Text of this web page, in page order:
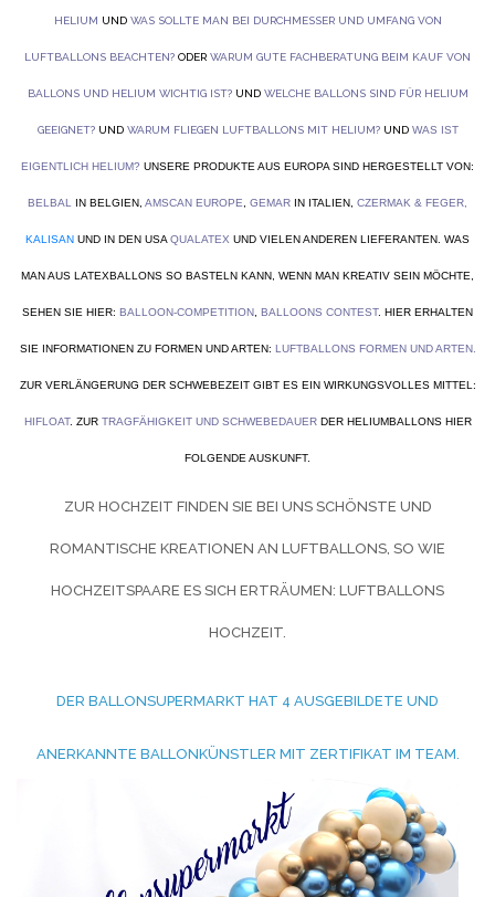
HELIUM UND WAS SOLLTE MAN BEI DURCHMESSER UND UMFANG VON
LUFTBALLONS BEACHTEN? ODER WARUM GUTE FACHBERATUNG BEIM KAUF VON
BALLONS UND HELIUM WICHTIG IST?UND WELCHE BALLONS SIND FÜR HELIUM
GEEIGNET?UND WARUM FLIEGEN LUFTBALLONS MIT HELIUM?UND WAS IST
EIGENTLICH HELIUM? UNSERE PRODUKTE AUS EUROPA SIND HERGESTELLT VON:
BELBAL IN BELGIEN, AMSCAN EUROPE GEMAR IN ITALIEN, CZERMAK & FEGER
KALISAN UND IN DEN USA QUALATEX UND VIELEN ANDEREN LIEFERANTEN. WAS
MAN AUS LATEXBALLONS SO BASTELN KANN, WENN MAN KREATIV SEIN MÖCHTE,
SEHEN SIE HIER: BALLOON-COMPETITION BALLOONS CONTEST. HIER ERHALTEN
SIE INFORMATIONEN ZU FORMEN UND ARTEN: LUFTBALLONS FORMEN UND ARTEN.
ZUR VERLÄNGERUNG DER SCHWEBEZEIT GIBT ES EIN WIRKUNGSVOLLES MITTEL:
HIFLOAT. ZUR TRAGFÄHIGKEIT UND SCHWEBEDAUERDER HELIUMBALLONS HIER
FOLGENDE AUSKUNFT.
ZUR HOCHZEIT FINDEN SIE BEI UNS SCHÖNSTE UND
ROMANTISCHE KREATIONEN AN LUFTBALLONS, SO WIE
HOCHZEITSPAARE ES SICH ERTRÄUMEN: LUFTBALLONS
HOCHZEIT.
DER BALLONSUPERMARKT HAT 4 AUSGEBILDETE UND
ANERKANNTE BALLONKÜNSTLER MIT ZERTIFIKAT IM TEAM.